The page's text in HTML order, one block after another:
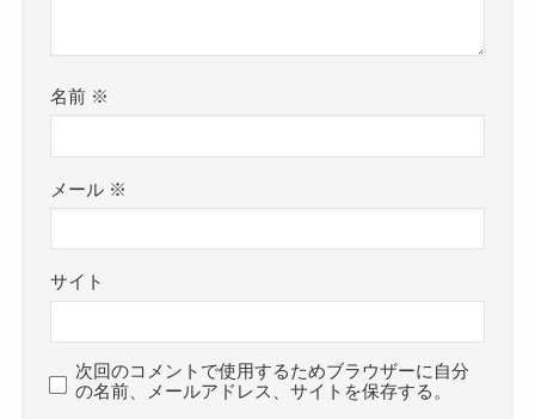
名前 ※
メール ※
サイト
次回のコメントで使用するためブラウザーに自分
の名前、メールアドレス、サイトを保存する。